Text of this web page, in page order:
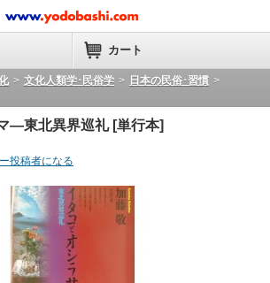
カート
> 文化人類学･民俗学 > 日本の民俗･習慣 >
―東北異界巡礼 [単行本]
投稿者になる